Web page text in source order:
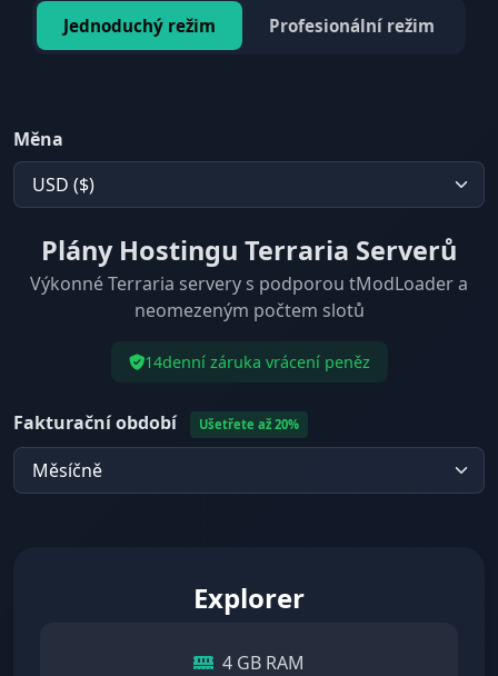
Jednoduchý režim Profesionální režim
Měna
Plány Hostingu Terraria Serverů
Výkonné Terraria servery s podporou tModLoader a
neomezeným počtem slotů
14denní záruka vrácení peněz
Fakturační období Ušetřete až 20%
Explorer
4 GB RAM